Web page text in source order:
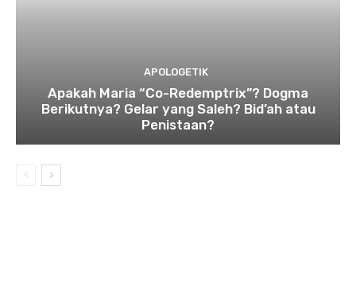
APOLOGETIK
Apakah Maria “Co-Redemptrix”? Dogma
Berikutnya? Gelar yang Saleh? Bid’ah atau
Penistaan?